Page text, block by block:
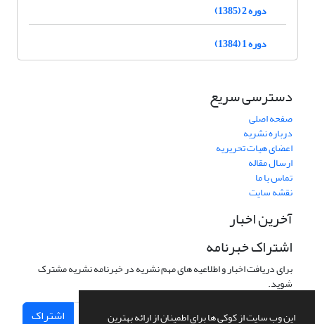
این وب سایت از کوکی ها برای اطمینان از ارائه بهترین
دوره 2 (1385)
دوره 1 (1384)
دسترسی سریع
صفحه اصلی
درباره نشریه
اعضای هیات تحریریه
ارسال مقاله
تماس با ما
نقشه سایت
آخرین اخبار
اشتراک خبرنامه
برای دریافت اخبار و اطلاعیه های مهم نشریه در خبرنامه نشریه مشترک
شوید.
اشتراک